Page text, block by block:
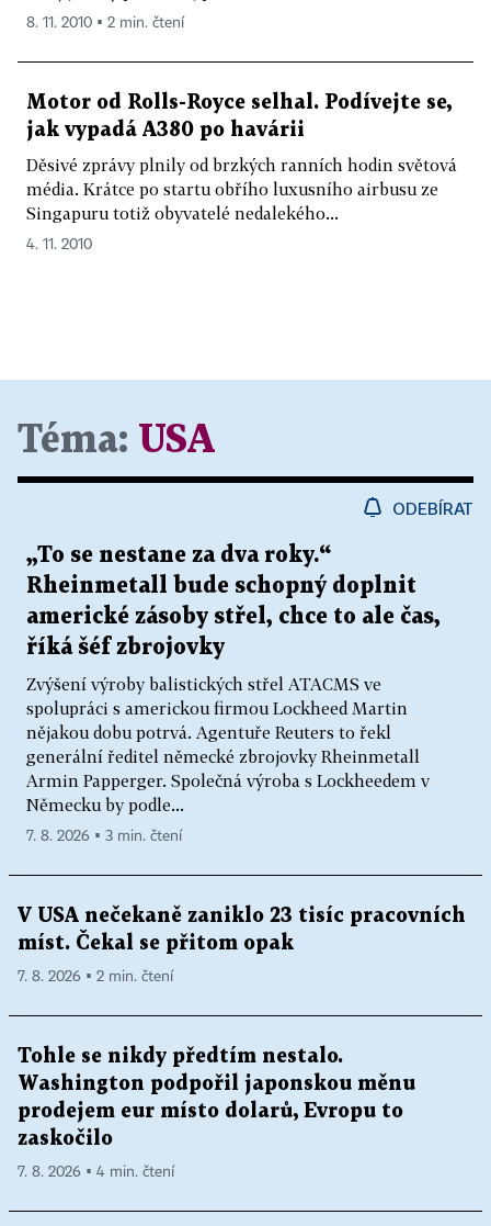
8. 11. 2010 ▪ 2 min. čtení
Motor od Rolls-Royce selhal. Podívejte se,
jak vypadá A380 po havárii
Děsivé zprávy plnily od brzkých ranních hodin světová
média. Krátce po startu obřího luxusního airbusu ze
Singapuru totiž obyvatelé nedalekého...
4. 11. 2010
Téma: USA
ODEBÍRAT
„To se nestane za dva roky.“
Rheinmetall bude schopný doplnit
americké zásoby střel, chce to ale čas,
říká šéf zbrojovky
Zvýšení výroby balistických střel ATACMS ve
spolupráci s americkou firmou Lockheed Martin
nějakou dobu potrvá. Agentuře Reuters to řekl
generální ředitel německé zbrojovky Rheinmetall
Armin Papperger. Společná výroba s Lockheedem v
Německu by podle...
7. 8. 2026 ▪ 3 min. čtení
V USA nečekaně zaniklo 23 tisíc pracovních
míst. Čekal se přitom opak
7. 8. 2026 ▪ 2 min. čtení
Tohle se nikdy předtím nestalo.
Washington podpořil japonskou měnu
prodejem eur místo dolarů, Evropu to
zaskočilo
7. 8. 2026 ▪ 4 min. čtení